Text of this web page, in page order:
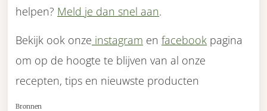
helpen? Meld je dan snel aan.
Bekijk ook onze instagram enfacebook pagina
om op de hoogte te blijven van al onze
recepten, tips en nieuwste producten
Bronnen